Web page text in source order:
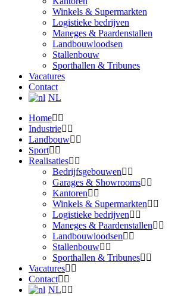
Winkels & Supermarkten
Logistieke bedrijven
Maneges & Paardenstallen
Landbouwloodsen
Stallenbouw
Sporthallen & Tribunes
Vacatures
Contact
NL
Home
Industrie
Landbouw
Sport
Realisaties
Bedrijfsgebouwen
Garages & Showrooms
Kantoren
Winkels & Supermarkten
Logistieke bedrijven
Maneges & Paardenstallen
Landbouwloodsen
Stallenbouw
Sporthallen & Tribunes
Vacatures
Contact
NL